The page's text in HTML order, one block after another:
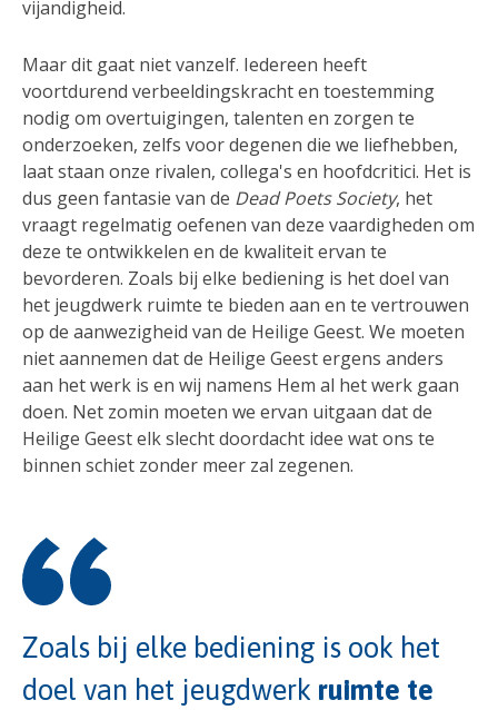
vijandigheid.
Maar dit gaat niet vanzelf. Iedereen heeft
voortdurend verbeeldingskracht en toestemming
nodig om overtuigingen, talenten en zorgen te
onderzoeken, zelfs voor degenen die we liefhebben,
laat staan ​​onze rivalen, collega's en hoofdcritici. Het is
dus geen fantasie van de Dead Poets Society, het
vraagt regelmatig oefenen van deze vaardigheden om
deze te ontwikkelen en de kwaliteit ervan te
bevorderen. Zoals bij elke bediening is het doel van
het jeugdwerk ruimte te bieden aan en te vertrouwen
op de aanwezigheid van de Heilige Geest. We moeten
niet aannemen dat de Heilige Geest ergens anders
aan het werk is en wij namens Hem al het werk gaan
doen. Net zomin moeten we ervan uitgaan dat de
Heilige Geest elk slecht doordacht idee wat ons te
binnen schiet zonder meer zal zegenen.
Zoals bij elke bediening is ook het
doel van het jeugdwerk ruimte te